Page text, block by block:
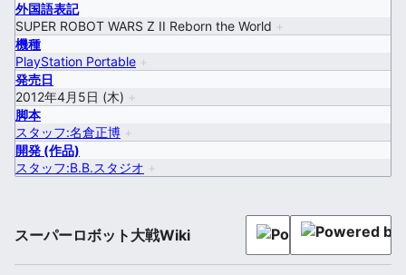
外国語表記
SUPER ROBOT WARS Z II Reborn the World +
機種
PlayStation Portable +
発売日
2012年4月5日 (木) +
脚本
スタッフ:名倉正博 +
開発 (作品)
スタッフ:B.B.スタジオ +
スーパーロボット大戦Wiki